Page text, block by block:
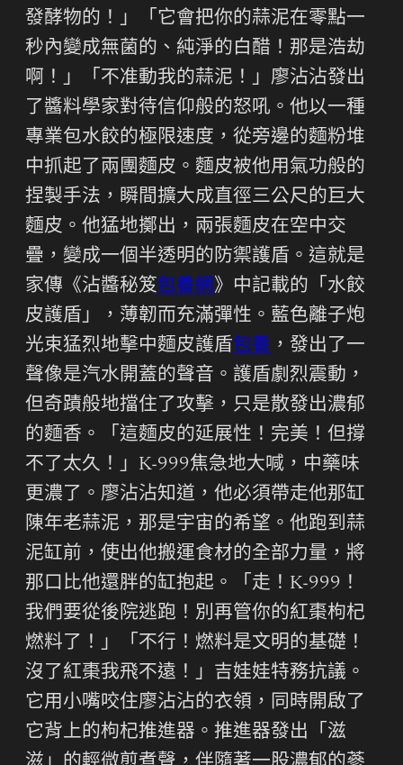
發酵物的！」「它會把你的蒜泥在零點一
秒內變成無菌的、純淨的白醋！那是浩劫
啊！」「不准動我的蒜泥！」廖沾沾發出
了醬料學家對待信仰般的怒吼。他以一種
專業包水餃的極限速度，從旁邊的麵粉堆
中抓起了兩團麵皮。麵皮被他用氣功般的
捏製手法，瞬間擴大成直徑三公尺的巨大
麵皮。他猛地擲出，兩張麵皮在空中交
疊，變成一個半透明的防禦護盾。這就是
家傳《沾醬秘笈包養網》中記載的「水餃
皮護盾」，薄韌而充滿彈性。藍色離子炮
光束猛烈地擊中麵皮護盾包養 ，發出了一
聲像是汽水開蓋的聲音。護盾劇烈震動，
但奇蹟般地擋住了攻擊，只是散發出濃郁
的麵香。「這麵皮的延展性！完美！但撐
不了太久！」K-999焦急地大喊，中藥味
更濃了。廖沾沾知道，他必須帶走他那缸
陳年老蒜泥，那是宇宙的希望。他跑到蒜
泥缸前，使出他搬運食材的全部力量，將
那口比他還胖的缸抱起。「走！K-999！
我們要從後院逃跑！別再管你的紅棗枸杞
燃料了！」「不行！燃料是文明的基礎！
沒了紅棗我飛不遠！」吉娃娃特務抗議。
它用小嘴咬住廖沾沾的衣領，同時開啟了
它背上的枸杞推進器。推進器發出「滋